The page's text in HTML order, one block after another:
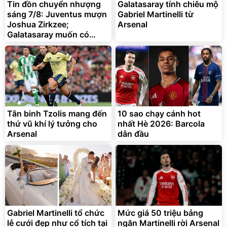
Bạt phủ xe ô tô cao cấp,
tráng nhôm 03 lớp
392.000đ
325.000đ
Đã bán nhiều
Xe đạp điện trợ lực G-
Force C14 gấp gọn bỏ cốp
tiện lợi
9.900.000 đ
7.092.000đ
Đang xem nhiều
G-FORCE VIETNA
Tin đồn chuyển nhượng
sáng 7/8: Juventus mượn
Joshua Zirkzee;
Galatasaray muốn có
Gabriel Martinelli
Galatasaray tính chiêu mộ
Gabriel Martinelli từ
Arsenal
Tân binh Tzolis mang đến
thứ vũ khí lý tưởng cho
Arsenal
10 sao chạy cánh hot
nhất Hè 2026: Barcola
dẫn đầu
Gabriel Martinelli tổ chức
lễ cưới đẹp như cổ tích tại
Mức giá 50 triệu bảng
ngăn Martinelli rời Arsenal